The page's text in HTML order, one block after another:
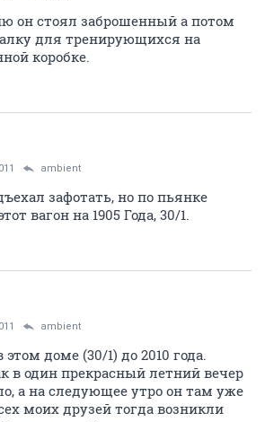
он стоял заброшенный а потом
для тренирующихся на
коробке.
ambient
зафотать, но по пьянке
вагон на 1905 Года, 30/1.
ambient
доме (30/1) до 2010 года.
в один прекрасный летний вечер
а на следующее утро он там уже
моих друзей тогда возникли